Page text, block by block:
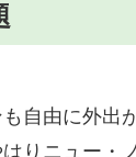
自由に外
りニュー